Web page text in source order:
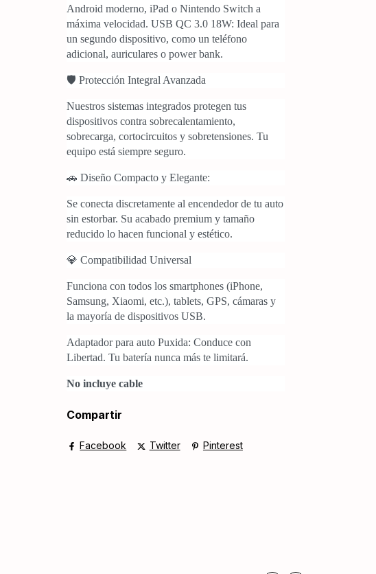
Android moderno, iPad o Nintendo Switch a
máxima velocidad. USB QC 3.0 18W: Ideal para
un segundo dispositivo, como un teléfono
adicional, auriculares o power bank.
🛡️ Protección Integral Avanzada
Nuestros sistemas integrados protegen tus
dispositivos contra sobrecalentamiento,
sobrecarga, cortocircuitos y sobretensiones. Tu
equipo está siempre seguro.
🚗 Diseño Compacto y Elegante:
Se conecta discretamente al encendedor de tu auto
sin estorbar. Su acabado premium y tamaño
reducido lo hacen funcional y estético.
💎 Compatibilidad Universal
Funciona con todos los smartphones (iPhone,
Samsung, Xiaomi, etc.), tablets, GPS, cámaras y
la mayoría de dispositivos USB.
Adaptador para auto Puxida: Conduce con
Libertad. Tu batería nunca más te limitará.
No incluye cable
Compartir
Facebook Twitter Pinterest